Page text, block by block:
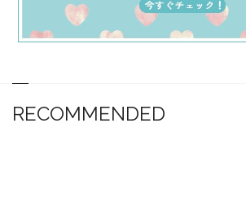
RECOMMENDED